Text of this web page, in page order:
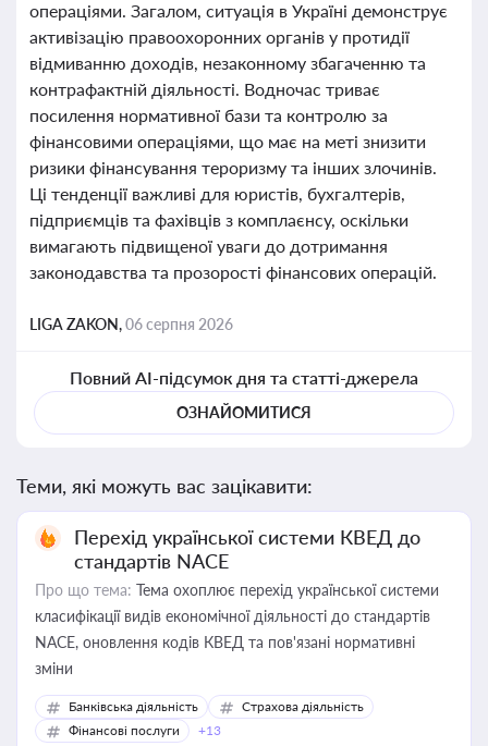
операціями. Загалом, ситуація в Україні демонструє
активізацію правоохоронних органів у протидії
відмиванню доходів, незаконному збагаченню та
контрафактній діяльності. Водночас триває
посилення нормативної бази та контролю за
фінансовими операціями, що має на меті знизити
ризики фінансування тероризму та інших злочинів.
Ці тенденції важливі для юристів, бухгалтерів,
підприємців та фахівців з комплаєнсу, оскільки
вимагають підвищеної уваги до дотримання
законодавства та прозорості фінансових операцій.
LIGA ZAKON,06 серпня 2026
Повний AI-підсумок дня та статті-джерела
ОЗНАЙОМИТИСЯ
Теми, які можуть вас зацікавити:
Перехід української системи КВЕД до
стандартів NACE
Про що тема: Тема охоплює перехід української системи
класифікації видів економічної діяльності до стандартів
NACE, оновлення кодів КВЕД та пов'язані нормативні
зміни
Банківська діяльність
Страхова діяльність
Фінансові послуги
+13